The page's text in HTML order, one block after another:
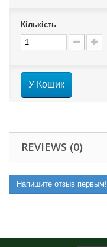
Кількість
У Кошик
REVIEWS (0)
Напишите отзыв первым!